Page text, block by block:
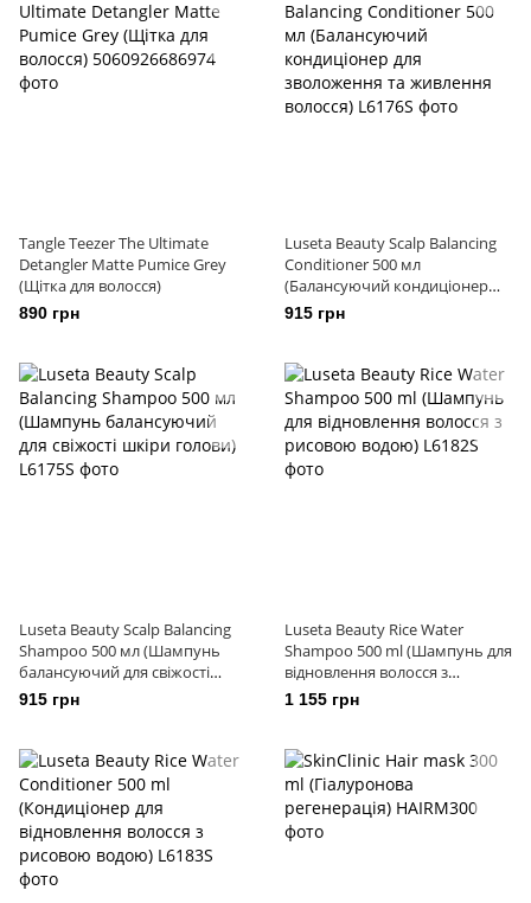
Tangle Teezer The Ultimate
Detangler Matte Pumice Grey
(Щітка для волосся)
890 грн
Luseta Beauty Scalp Balancing
Conditioner 500 мл
(Балансуючий кондиціонер
для зволоження та живлення
волосся)
915 грн
Luseta Beauty Scalp Balancing
Shampoo 500 мл (Шампунь
балансуючий для свіжості
шкіри голови)
915 грн
Luseta Beauty Rice Water
Shampoo 500 ml (Шампунь для
відновлення волосся з
рисовою водою)
1 155 грн